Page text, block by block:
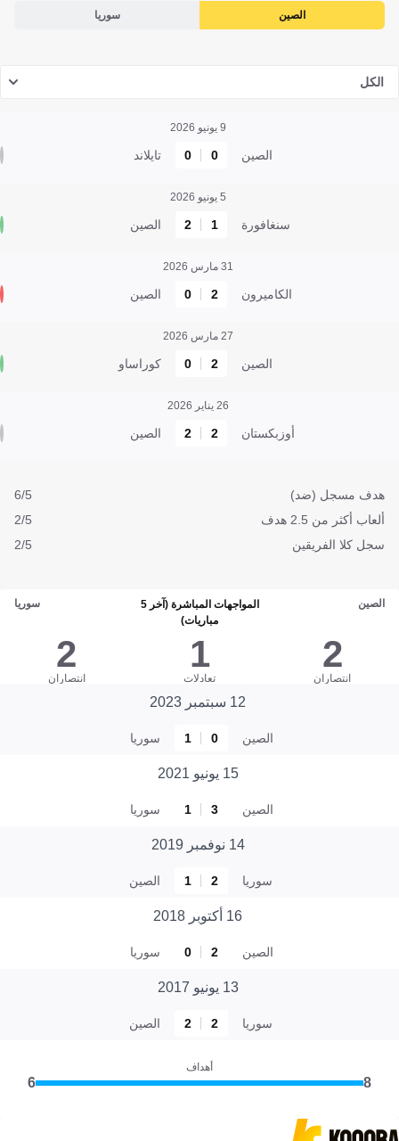
الصين سوريا
الكل
9 يونيو 2026
الصين 0
0 تايلاند
5 يونيو 2026
سنغافورة 1
2 الصين
31 مارس 2026
الكاميرون 2
0 الصين
27 مارس 2026
الصين 2
0 كوراساو
26 يناير 2026
أوزبكستان 2
2 الصين
هدف مسجل (ضد)
6/5
ألعاب أكثر من 2.5 هدف
2/5
سجل كلا الفريقين
2/5
الصين
المواجهات المباشرة (آخر 5
مباريات)
سوريا
2
انتصاران
1
تعادلات
2
انتصاران
12 سبتمبر 2023
الصين 0
1 سوريا
15 يونيو 2021
الصين 3
1 سوريا
14 نوفمبر 2019
سوريا 2
1 الصين
16 أكتوبر 2018
الصين 2
0 سوريا
13 يونيو 2017
سوريا 2
2 الصين
أهداف
8
6